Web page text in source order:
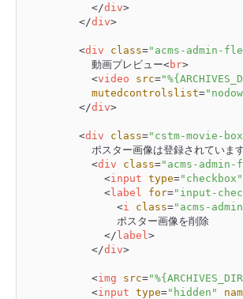
</div>
</div>
<div class="acms-admin-
					動画プレビュー
<br>
<video src=
mutedcontrolslist=
</div>
<div class="cstm-movie-
ポスター画像は登録されています
<div class="acms-admin-
<input type="checkbox"
< label for="input-
<i class="acms-
</ label >
</div>
<img src=
<input type="hidden"